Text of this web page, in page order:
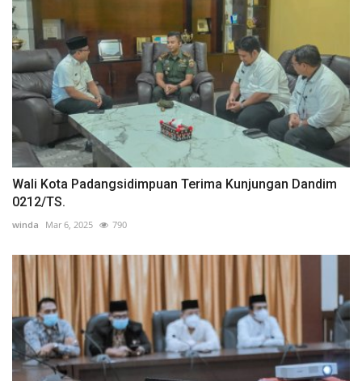
Wali Kota Padangsidimpuan Terima Kunjungan Dandim
0212/TS.
winda Mar 6, 2025 790